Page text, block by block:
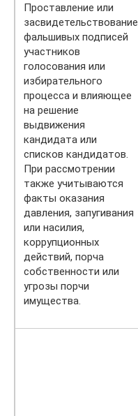
Проставление или
засвидетельствование
фальшивых подписей
участников
голосования или
избирательного
процесса и влияющее
на решение
выдвижения
кандидата или
списков кандидатов.
При рассмотрении
также учитываются
факты оказания
давления, запугивания
или насилия,
коррупционных
действий, порча
собственности или
угрозы порчи
имущества.